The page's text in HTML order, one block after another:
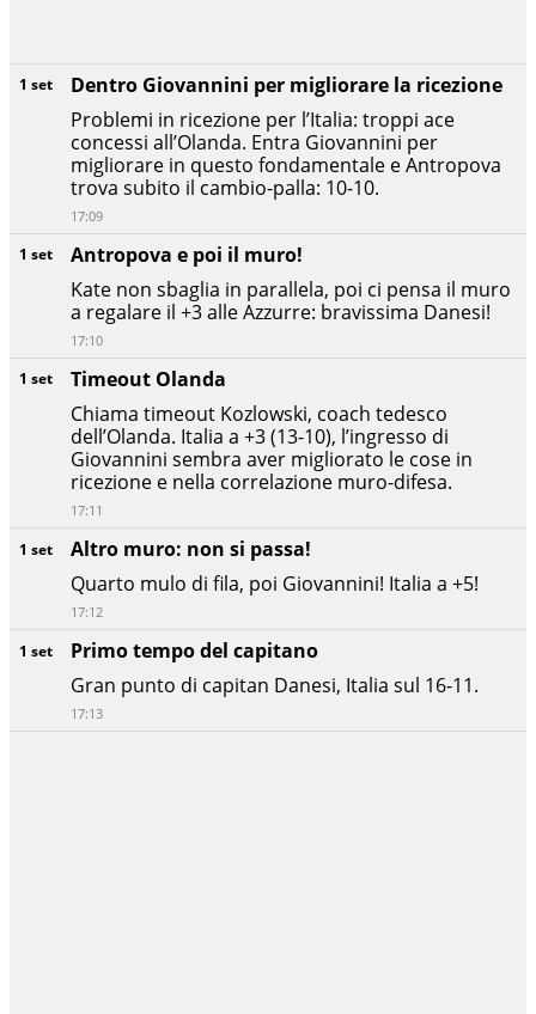
1 set
Primo tempo del capitano
Gran punto di capitan Danesi, Italia sul 16-11.
17:13
1 set
Altro muro: non si passa!
Quarto mulo di fila, poi Giovannini! Italia a +5!
17:12
1 set
Timeout Olanda
Chiama timeout Kozlowski, coach tedesco
dell’Olanda. Italia a +3 (13-10), l’ingresso di
Giovannini sembra aver migliorato le cose in
ricezione e nella correlazione muro-difesa.
17:11
1 set
Antropova e poi il muro!
Kate non sbaglia in parallela, poi ci pensa il muro
a regalare il +3 alle Azzurre: bravissima Danesi!
17:10
1 set
Dentro Giovannini per migliorare la ricezione
Problemi in ricezione per l’Italia: troppi ace
concessi all’Olanda. Entra Giovannini per
migliorare in questo fondamentale e Antropova
trova subito il cambio-palla: 10-10.
17:09